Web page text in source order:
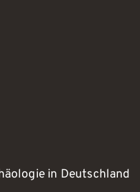
in Deutschland